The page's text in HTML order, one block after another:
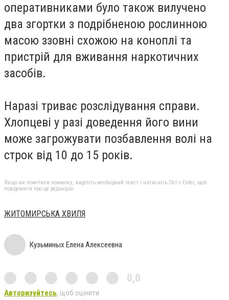
оперативниками було також вилучено
два згортки з подрібненою рослинною
масою ззовні схожою на коноплі та
пристрій для вживання наркотичних
засобів.
Наразі триває розслідування справи.
Хлопцеві у разі доведення його вини
може загрожувати позбавлення волі на
строк від 10 до 15 років.
Якщо ви помітили помилку, виділіть необхідний текст і натисніть Ctrl + Enter, щоб
повідомити про це редакцію
ЖИТОМИРСЬКА ХВИЛЯ
Кузьминых Елена Алексеевна
0,0
Авторизуйтесь, щоб оцінити